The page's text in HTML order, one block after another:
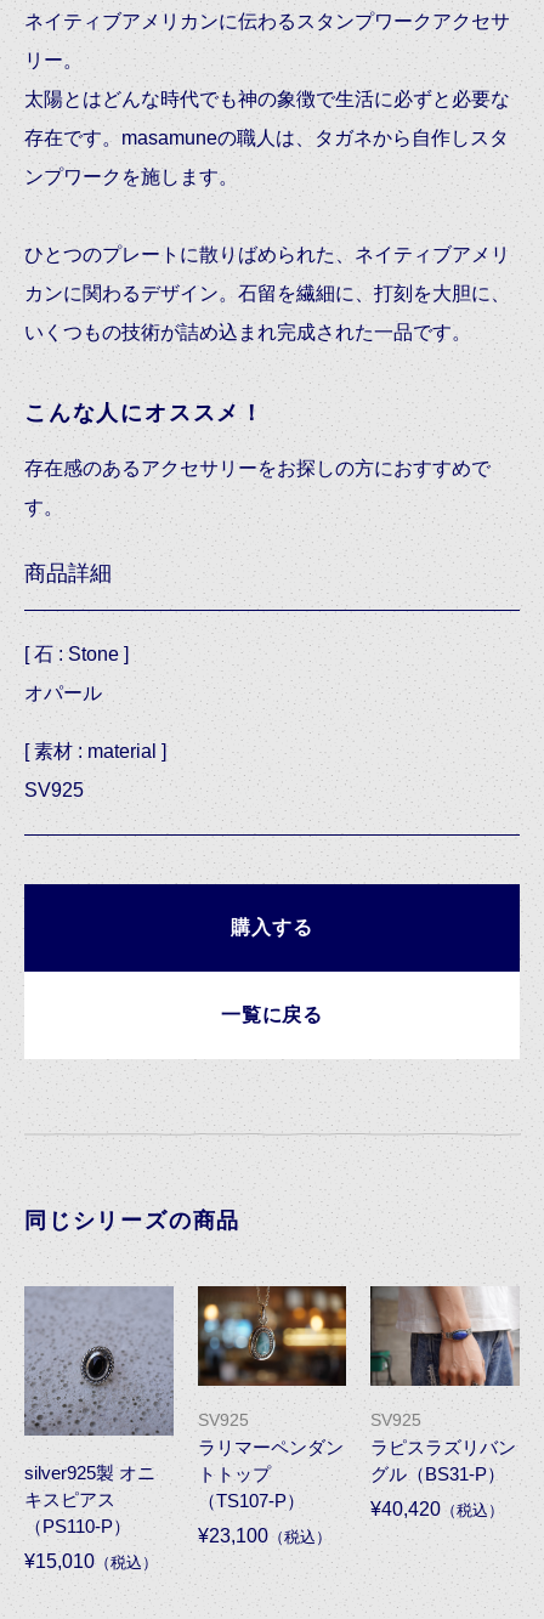
ネイティブアメリカンに伝わるスタンプワークアクセサ
リー。
太陽とはどんな時代でも神の象徴で生活に必ずと必要な
存在です。masamuneの職人は、タガネから自作しスタ
ンプワークを施します。
ひとつのプレートに散りばめられた、ネイティブアメリ
カンに関わるデザイン。石留を繊細に、打刻を大胆に、
いくつもの技術が詰め込まれ完成された一品です。
こんな人にオススメ！
存在感のあるアクセサリーをお探しの方におすすめで
す。
商品詳細
[ 石 : Stone ]
オパール
[ 素材 : material ]
SV925
購入する
一覧に戻る
同じシリーズの商品
silver925製 オニ
キスピアス
（PS110-P）
¥15,010（税込）
SV925
ラリマーペンダン
トトップ
（TS107-P）
¥23,100（税込）
SV925
ラピスラズリバン
グル（BS31-P）
¥40,420 （税込）